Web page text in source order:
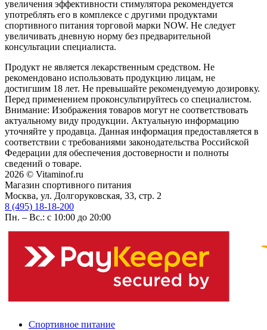
увеличения эффективности стимулятора рекомендуется
употреблять его в комплексе с другими продуктами
спортивного питания торговой марки NOW. Не следует
увеличивать дневную норму без предварительной
консультации специалиста.
Продукт не является лекарственным средством. Не
рекомендовано использовать продукцию лицам, не
достигшим 18 лет. Не превышайте рекомендуемую дозировку.
Перед применением проконсультируйтесь со специалистом.
Внимание: Изображения товаров могут не соответствовать
актуальному виду продукции. Актуальную информацию
уточняйте у продавца. Данная информация предоставляется в
соответствии с требованиями законодательства Российской
Федерации для обеспечения достоверности и полноты
сведений о товаре.
2026 © Vitaminof.ru
Магазин спортивного питания
Москва, ул. Долгоруковская, 33, стр. 2
8 (495) 18-18-200
Пн. – Вс.: с 10:00 до 20:00
Спортивное питание